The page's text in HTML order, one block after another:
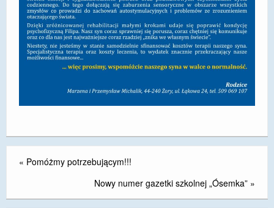
« Pomóżmy potrzebującym!!!
Nowy numer gazetki szkolnej „Ósemka” »